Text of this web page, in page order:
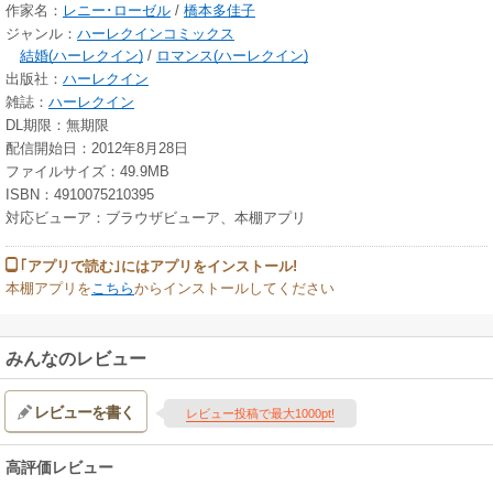
作家名： レニー･ローゼル / 橋本多佳子
ジャンル： ハーレクインコミックス
結婚(ハーレクイン) / ロマンス(ハーレクイン)
出版社： ハーレクイン
雑誌： ハーレクイン
DL期限：無期限
配信開始日：2012年8月28日
ファイルサイズ：49.9MB
ISBN：4910075210395
対応ビューア：ブラウザビューア、本棚アプリ
｢アプリで読む｣にはアプリをインストール!
本棚アプリを こちらからインストールしてください
みんなのレビュー
レビューを書く レビュー投稿で最大1000pt!
高評価レビュー